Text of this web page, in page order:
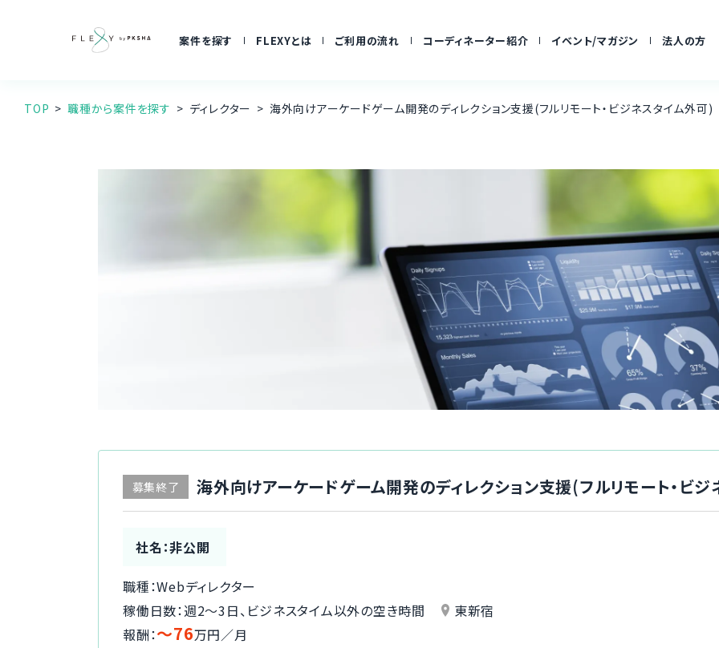
案件を探す FLEXYとは ご利用の流れ コーディネーター紹介 イベント/マガジン 法人の方
TOP 職種から案件を探す ディレクター 海外向けアーケードゲーム開発のディレクション支援(フルリモート・ビジネスタイム外可)
募集終了 海外向けアーケードゲーム開発のディレクション支援(フルリモート・ビ
社名：非公開
職種：Webディレクター
稼働日数：週2〜3日、ビジネスタイム以外の空き時間
東新宿
報酬：〜76万円／月